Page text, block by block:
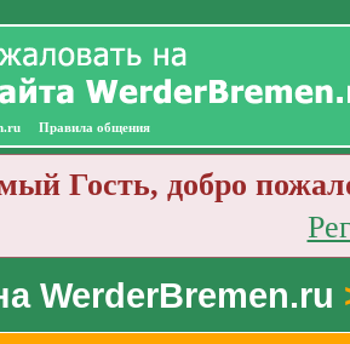
Правила общения
Гость, добро
WerderBremen.ru